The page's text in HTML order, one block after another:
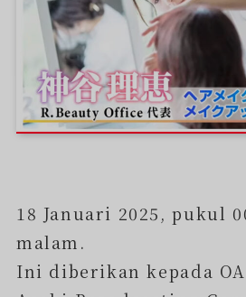
18 Januari 2025, pukul
malam.
Ini diberikan kepada